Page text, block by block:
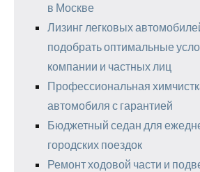
в Москве
Лизинг легковых
подобрать оптимальные
компании и частных лиц
Профессиональная
автомобиля с гарантией
Бюджетный седан для
городских поездок
Ремонт ходовой части и